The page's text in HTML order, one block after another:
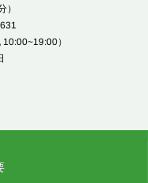
）
）